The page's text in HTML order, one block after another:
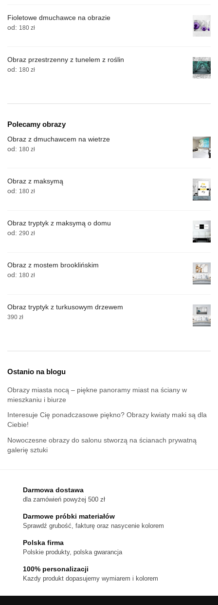
Fioletowe dmuchawce na obrazie
od: 180 zł
Obraz przestrzenny z tunelem z roślin
od: 180 zł
Polecamy obrazy
Obraz z dmuchawcem na wietrze
od: 180 zł
Obraz z maksymą
od: 180 zł
Obraz tryptyk z maksymą o domu
od: 290 zł
Obraz z mostem brooklińskim
od: 180 zł
Obraz tryptyk z turkusowym drzewem
390 zł
Ostanio na blogu
Obrazy miasta nocą – piękne panoramy miast na ściany w
mieszkaniu i biurze
Interesuje Cię ponadczasowe piękno? Obrazy kwiaty maki są dla
Ciebie!
Nowoczesne obrazy do salonu stworzą na ścianach prywatną
galerię sztuki
Darmowa dostawa
dla zamówień powyżej 500 zł
Darmowe próbki materiałów
Sprawdź grubość, fakturę oraz nasycenie kolorem
Polska firma
Polskie produkty, polska gwarancja
100% personalizacji
Kazdy produkt dopasujemy wymiarem i kolorem